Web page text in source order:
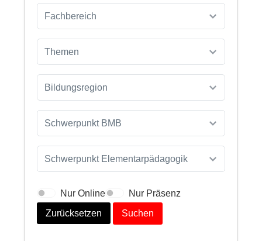
Fachbereich
Themen
Bildungsregion
Schwerpunkt BMB
Schwerpunkt Elementarpädagogik
Nur Online
Nur Präsenz
Zurücksetzen
Suchen